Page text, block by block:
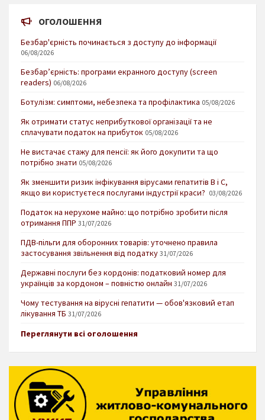
ОГОЛОШЕННЯ
Безбар'єрність починається з доступу до інформації
06/08/2026
Безбар’єрність: програми екранного доступу (screen
readers) 06/08/2026
Ботулізм: симптоми, небезпека та профілактика 05/08/2026
Як отримати статус неприбуткової організації та не
сплачувати податок на прибуток 05/08/2026
Не вистачає стажу для пенсії: як його докупити та що
потрібно знати 05/08/2026
Як зменшити ризик інфікування вірусами гепатитів В і С,
якщо ви користуєтеся послугами індустрії краси? 03/08/2026
Податок на нерухоме майно: що потрібно зробити після
отримання ППР 31/07/2026
ПДВ-пільги для оборонних товарів: уточнено правила
застосування звільнення від податку 31/07/2026
Державні послуги без кордонів: податковий номер для
українців за кордоном – повністю онлайн 31/07/2026
Чому тестування на вірусні гепатити — обов'язковий етап
лікування ТБ 31/07/2026
Переглянути всі оголошення